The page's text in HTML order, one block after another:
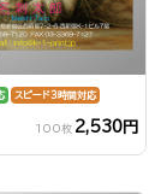
スピード3時間対応
100枚 2,530円